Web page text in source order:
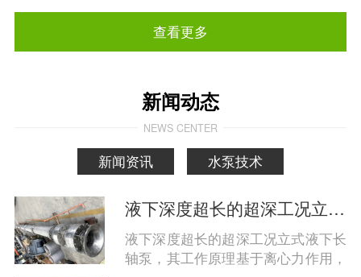
查看更多
新闻动态
NEWS CENTER
新闻资讯 水泵技术
液下深度超长的超深工况立式液下长轴泵工作原理和技术核心
液下深度超长的超深工况立式液下长
轴泵，其工作原理基于离心力作用，